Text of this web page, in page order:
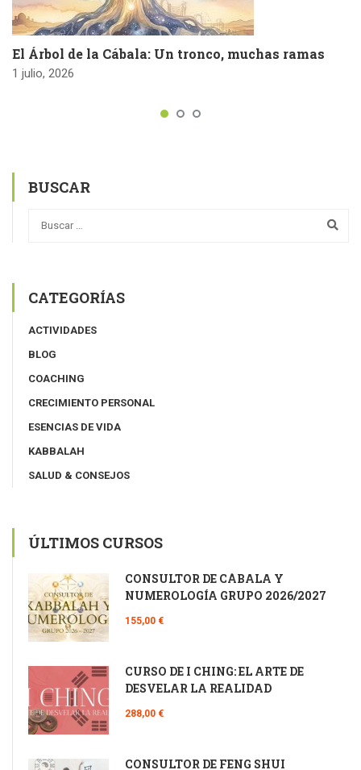
El Árbol de la Cábala: Un tronco, muchas ramas
1 julio, 2026
BUSCAR
CATEGORÍAS
ACTIVIDADES
BLOG
COACHING
CRECIMIENTO PERSONAL
ESENCIAS DE VIDA
KABBALAH
SALUD & CONSEJOS
ÚLTIMOS CURSOS
CONSULTOR DE CÁBALA Y
NUMEROLOGÍA GRUPO 2026/2027
155,00 €
CURSO DE I CHING: EL ARTE DE
DESVELAR LA REALIDAD
288,00 €
CONSULTOR DE FENG SHUI